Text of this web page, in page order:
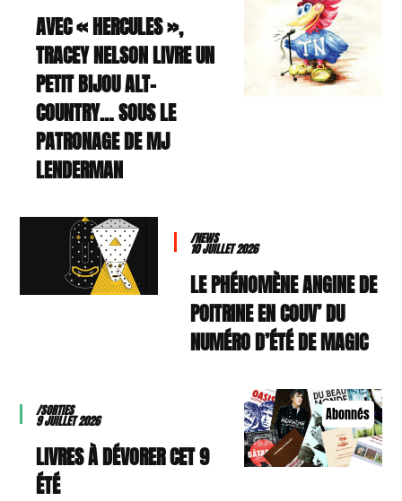
AVEC « HERCULES »,
TRACEY NELSON LIVRE UN
PETIT BIJOU ALT-
COUNTRY… SOUS LE
PATRONAGE DE MJ
LENDERMAN
/NEWS
10 JUILLET 2026
LE PHÉNOMÈNE ANGINE DE
POITRINE EN COUV’ DU
NUMÉRO D’ÉTÉ DE MAGIC
Abonnés
/SORTIES
9 JUILLET 2026
9 LIVRES À DÉVORER CET
ÉTÉ